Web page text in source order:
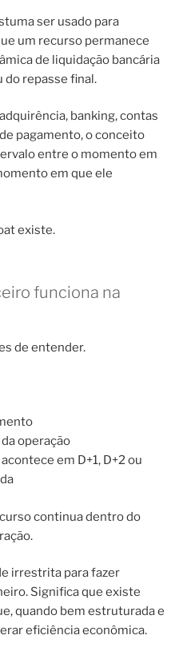
ser usado para
um recurso permanece
de liquidação bancária
do repasse final.
banking, contas
pagamento, o conceito
entre o momento em
em que ele
existe.
funciona na
de entender.
operação
em D+1, D+2 ou
continua dentro do
irrestrita para fazer
Significa que existe
quando bem estruturada e
eficiência econômica.